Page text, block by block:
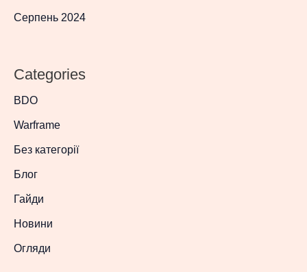
Серпень 2024
Categories
BDO
Warframe
Без категорії
Блог
Гайди
Новини
Огляди